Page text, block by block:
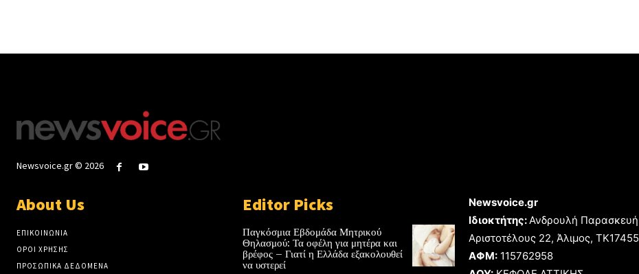
Newsvoice.gr © 2026
About Us
ΕΠΙΚΟΙΝΩΝΙΑ
ΟΡΟΙ ΧΡΗΣΗΣ
ΠΡΟΣΩΠΙΚΑ ΔΕΔΟΜΕΝΑ
Editor Picks
Παγκόσμια Εβδομάδα Μητρικού
Θηλασμού: Τα οφέλη για μητέρα και
βρέφος – Γιατί η Ελλάδα εξακολουθεί
να υστερεί
Newsvoice.gr
Ιδιοκτήτης: Ανδρουλή Παρασκευή
Αριστοτέλους 22, Άλιμος, TK17455
ΑΦΜ: 115762958